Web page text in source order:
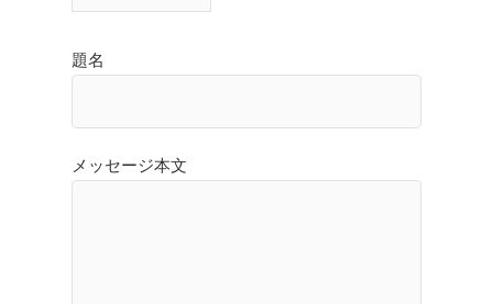
題名
メッセージ本文